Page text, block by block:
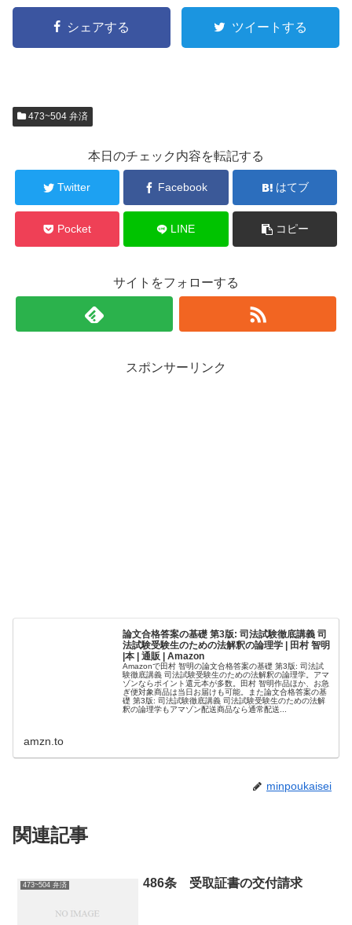
シェアする ツイートする
473~504 弁済
本日のチェック内容を転記する
Twitter Facebook はてブ
Pocket LINE コピー
サイトをフォローする
スポンサーリンク
論文合格答案の基礎 第3版: 司法試験徹底講義 司
法試験受験生のための法解釈の論理学 | 田村 智明
|本 | 通販 | Amazon
Amazonで田村 智明の論文合格答案の基礎 第3版: 司法試
験徹底講義 司法試験受験生のための法解釈の論理学。アマ
ゾンならポイント還元本が多数。田村 智明作品ほか、お急
ぎ便対象商品は当日お届けも可能。また論文合格答案の基
礎 第3版: 司法試験徹底講義 司法試験受験生のための法解
釈の論理学もアマゾン配送商品なら通常配送...
amzn.to
minpoukaisei
関連記事
473~504 弁済 486条 受取証書の交付請求